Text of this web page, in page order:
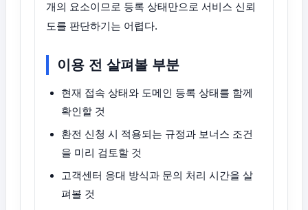
개의 요소이므로 등록 상태만으로 서비스 신뢰
도를 판단하기는 어렵다.
이용 전 살펴볼 부분
현재 접속 상태와 도메인 등록 상태를 함께
확인할 것
환전 신청 시 적용되는 규정과 보너스 조건
을 미리 검토할 것
고객센터 응대 방식과 문의 처리 시간을 살
펴볼 것